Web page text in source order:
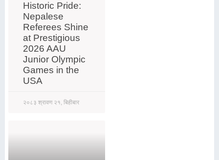
Historic Pride:
Nepalese
Referees Shine
at Prestigious
2026 AAU
Junior Olympic
Games in the
USA
२०८३ श्रावण २१, बिहीबार